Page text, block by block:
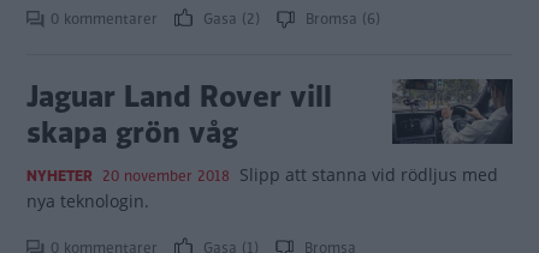
0 kommentarer Gasa (2) Bromsa (6)
Jaguar Land Rover vill
skapa grön våg
NYHETER 20 november 2018 Slipp att stanna vid rödljus med
nya teknologin.
0 kommentarer Gasa (1) Bromsa